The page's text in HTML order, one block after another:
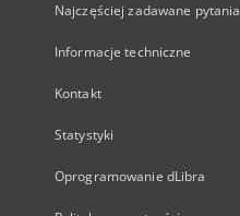
Najczęściej zadawane pytania
Informacje techniczne
Kontakt
Statystyki
Oprogramowanie dLibra